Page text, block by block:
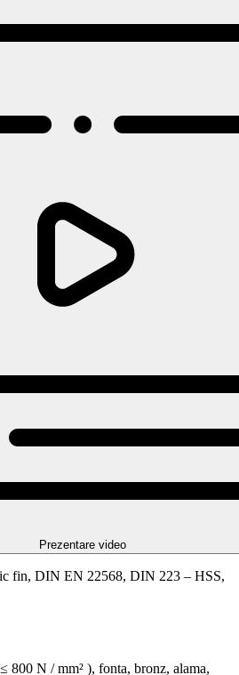
Prezentare video
fin, DIN EN 22568, DIN 223 – HSS,
800 N / mm² ), fonta, bronz, alama,